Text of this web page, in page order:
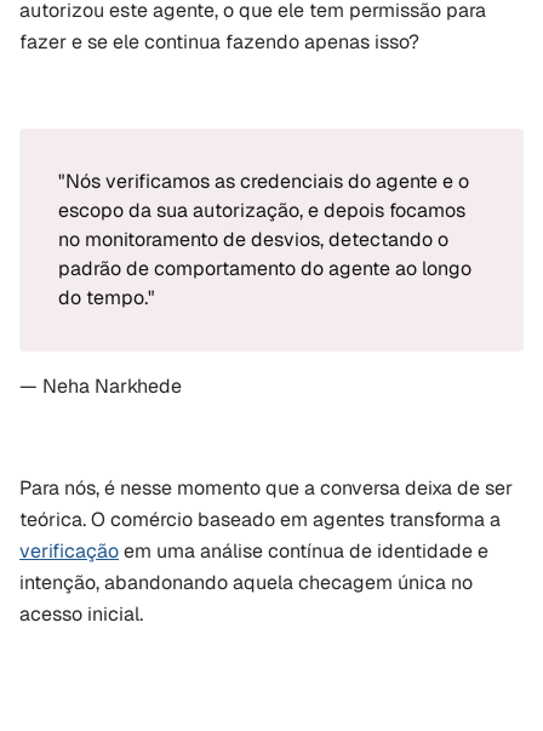
autorizou este agente, o que ele tem permissão para
fazer e se ele continua fazendo apenas isso?
"Nós verificamos as credenciais do agente e o
escopo da sua autorização, e depois focamos
no monitoramento de desvios, detectando o
padrão de comportamento do agente ao longo
do tempo."
— Neha Narkhede
Para nós, é nesse momento que a conversa deixa de ser
verificação em uma análise contínua de identidade e
intenção, abandonando aquela checagem única no
acesso inicial.